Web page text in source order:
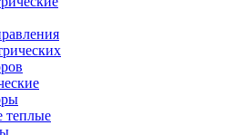
теплые